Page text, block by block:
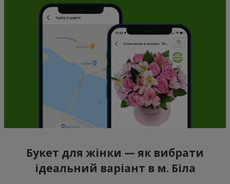
Букет для жінки — як вибрати
ідеальний варіант в м. Біла